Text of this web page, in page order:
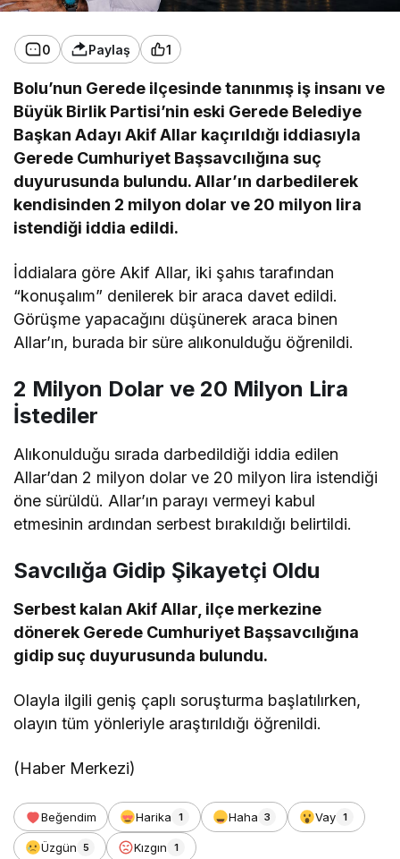
0 Paylaş 1
Bolu’nun Gerede ilçesinde tanınmış iş insanı ve
Büyük Birlik Partisi’nin eski Gerede Belediye
Başkan Adayı Akif Allar kaçırıldığı iddiasıyla
Gerede Cumhuriyet Başsavcılığına suç
duyurusunda bulundu. Allar’ın darbedilerek
kendisinden 2 milyon dolar ve 20 milyon lira
istendiği iddia edildi.
İddialara göre Akif Allar, iki şahıs tarafından
“konuşalım” denilerek bir araca davet edildi.
Görüşme yapacağını düşünerek araca binen
Allar’ın, burada bir süre alıkonulduğu öğrenildi.
2 Milyon Dolar ve 20 Milyon Lira
İstediler
Alıkonulduğu sırada darbedildiği iddia edilen
Allar’dan 2 milyon dolar ve 20 milyon lira istendiği
öne sürüldü. Allar’ın parayı vermeyi kabul
etmesinin ardından serbest bırakıldığı belirtildi.
Savcılığa Gidip Şikayetçi Oldu
Serbest kalan Akif Allar, ilçe merkezine
dönerek Gerede Cumhuriyet Başsavcılığına
gidip suç duyurusunda bulundu.
Olayla ilgili geniş çaplı soruşturma başlatılırken,
olayın tüm yönleriyle araştırıldığı öğrenildi.
(Haber Merkezi)
Beğendim Harika 1 Haha 3 Vay 1
Üzgün 5 Kızgın 1